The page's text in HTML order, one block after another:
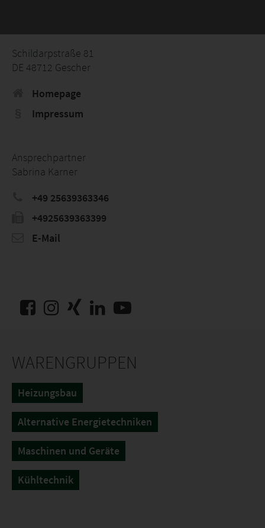
Schildarpstraße 81
DE 48712 Gescher
Homepage
Impressum
Ansprechpartner
Sabrina Karner
+49 25639363346
+4925639363399
E-Mail
WARENGRUPPEN
Heizungsbau
Alternative Energietechniken
Maschinen und Geräte
Kühltechnik